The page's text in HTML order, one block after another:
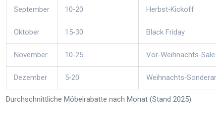
Durchschnittliche Möbelrabatte nach Monat (Stand 2025)
September 10‑20 Herbst‑Kickoff
Oktober 15‑30 Black Friday
November 10‑25 Vor‑Weihnachts‑Sale
Dezember 5‑20